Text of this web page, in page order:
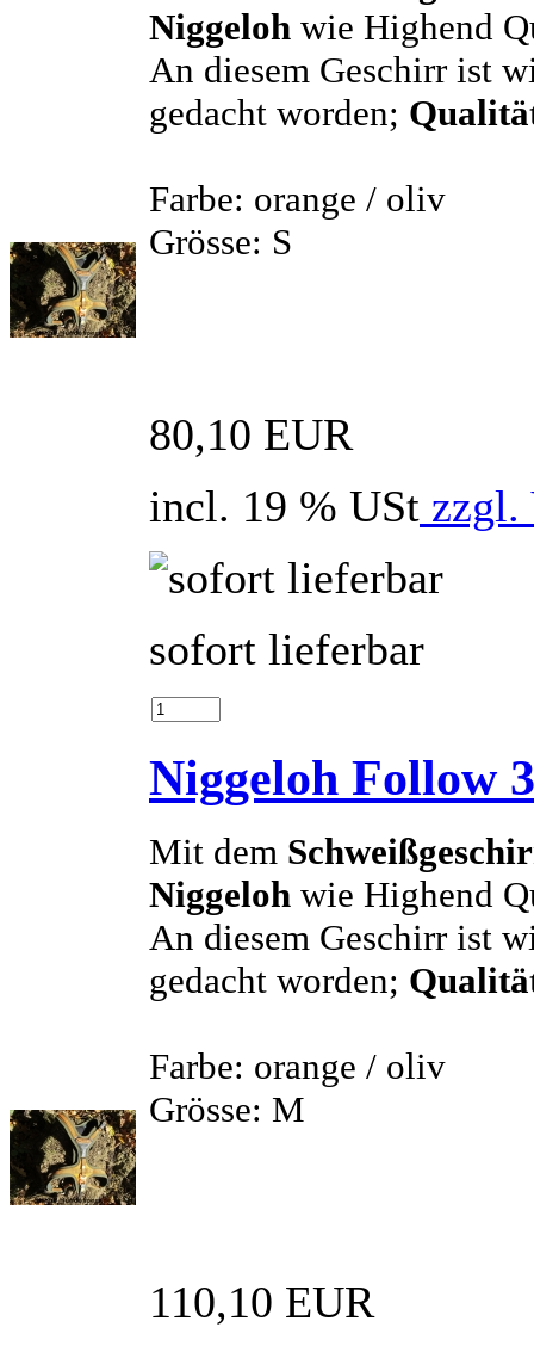
Niggeloh wie Highend
An diesem Geschirr ist
gedacht worden;
Farbe: orange / oliv
Grösse: S
80,10 EUR
incl. 19 % USt zzgl.
sofort lieferbar
Niggeloh Follow
Mit dem
Niggeloh wie Highend
An diesem Geschirr ist
gedacht worden;
Farbe: orange / oliv
Grösse: M
110,10 EUR